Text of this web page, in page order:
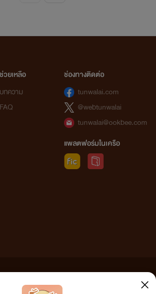
ช่วยเหลือ
บทความ
FAQ
ช่องทางติดต่อ
tunwalai.com
@webtunwalai
tunwalai@ookbee.com
แพลตฟอร์มในเครือ
ม่ขอรับผิดชอบต่อข้อความใดๆ ทั้งสิ้น ดังนั้นผู้อ่านทุกท่านโปรดใช้